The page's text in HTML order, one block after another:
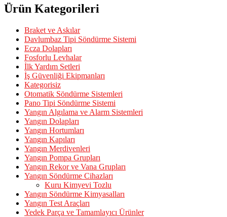
Ürün Kategorileri
Braket ve Askılar
Davlumbaz Tipi Söndürme Sistemi
Ecza Dolapları
Fosforlu Levhalar
İlk Yardım Setleri
İş Güvenliği Ekipmanları
Kategorisiz
Otomatik Söndürme Sistemleri
Pano Tipi Söndürme Sistemi
Yangın Algılama ve Alarm Sistemleri
Yangın Dolapları
Yangın Hortumları
Yangın Kapıları
Yangın Merdivenleri
Yangın Pompa Grupları
Yangın Rekor ve Vana Grupları
Yangın Söndürme Cihazları
Kuru Kimyevi Tozlu
Yangın Söndürme Kimyasalları
Yangın Test Araçları
Yedek Parça ve Tamamlayıcı Ürünler